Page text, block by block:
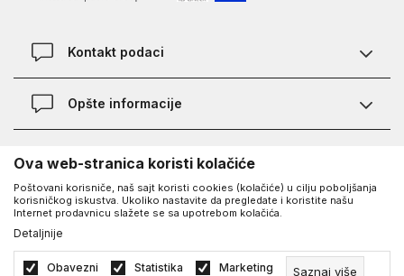
Kontakt podaci
Chat
Opšte informacije
Najčešća pitanja
Kako kupiti
Načini plaćanja
Zamena veličine i zamena artikla
O Under Armour-u
O nama - priča o UA
Karijera
UA Social
Facebook
©2026 www.underarmour.rs, Izrada NB SOFT . Sva prava zadržana.
Ova web-stranica koristi kolačiće
Poštovani korisniče, naš sajt koristi cookies (kolačiće) u cilju poboljšanja
korisničkog iskustva. Ukoliko nastavite da pregledate i koristite našu
Internet prodavnicu slažete se sa upotrebom kolačića.
Detaljnije
Obavezni Statistika Marketing Saznaj više